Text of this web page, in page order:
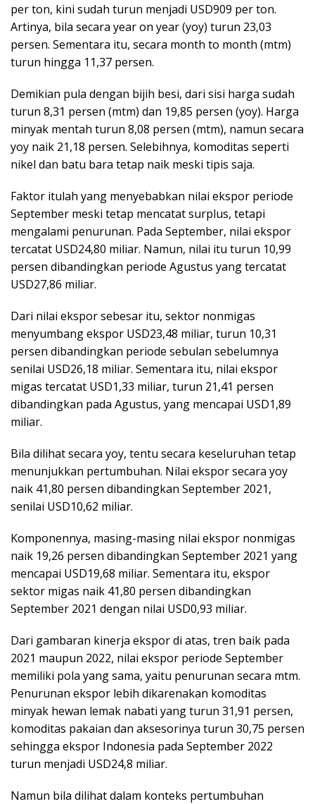
per ton, kini sudah turun menjadi USD909 per ton.
Artinya, bila secara year on year (yoy) turun 23,03
persen. Sementara itu, secara month to month (mtm)
turun hingga 11,37 persen.
Demikian pula dengan bijih besi, dari sisi harga sudah
turun 8,31 persen (mtm) dan 19,85 persen (yoy). Harga
minyak mentah turun 8,08 persen (mtm), namun secara
yoy naik 21,18 persen. Selebihnya, komoditas seperti
nikel dan batu bara tetap naik meski tipis saja.
Faktor itulah yang menyebabkan nilai ekspor periode
September meski tetap mencatat surplus, tetapi
mengalami penurunan. Pada September, nilai ekspor
tercatat USD24,80 miliar. Namun, nilai itu turun 10,99
persen dibandingkan periode Agustus yang tercatat
USD27,86 miliar.
Dari nilai ekspor sebesar itu, sektor nonmigas
menyumbang ekspor USD23,48 miliar, turun 10,31
persen dibandingkan periode sebulan sebelumnya
senilai USD26,18 miliar. Sementara itu, nilai ekspor
migas tercatat USD1,33 miliar, turun 21,41 persen
dibandingkan pada Agustus, yang mencapai USD1,89
miliar.
Bila dilihat secara yoy, tentu secara keseluruhan tetap
menunjukkan pertumbuhan. Nilai ekspor secara yoy
naik 41,80 persen dibandingkan September 2021,
senilai USD10,62 miliar.
Komponennya, masing-masing nilai ekspor nonmigas
naik 19,26 persen dibandingkan September 2021 yang
mencapai USD19,68 miliar. Sementara itu, ekspor
sektor migas naik 41,80 persen dibandingkan
September 2021 dengan nilai USD0,93 miliar.
Dari gambaran kinerja ekspor di atas, tren baik pada
2021 maupun 2022, nilai ekspor periode September
memiliki pola yang sama, yaitu penurunan secara mtm.
Penurunan ekspor lebih dikarenakan komoditas
minyak hewan lemak nabati yang turun 31,91 persen,
komoditas pakaian dan aksesorinya turun 30,75 persen
sehingga ekspor Indonesia pada September 2022
turun menjadi USD24,8 miliar.
Namun bila dilihat dalam konteks pertumbuhan